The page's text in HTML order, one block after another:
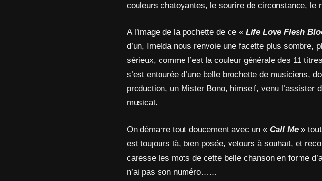
couleurs chatoyantes, le sourire de circonstance, le
A l’image de la pochette de ce «Life Love Flesh
d’un, Imelda nous renvoie une facette plus sombre,
sérieux, comme l’est la couleur générale des 11
s’est entourée d’une belle brochette de musiciens,
production, un Mister Bono, himself, venu
musical.
On démarre tout doucement avec un «Call Me »
est toujours là, bien posée, velours à souhait, et
caresse les mots de cette belle chanson en forme
n’ai pas son numéro……